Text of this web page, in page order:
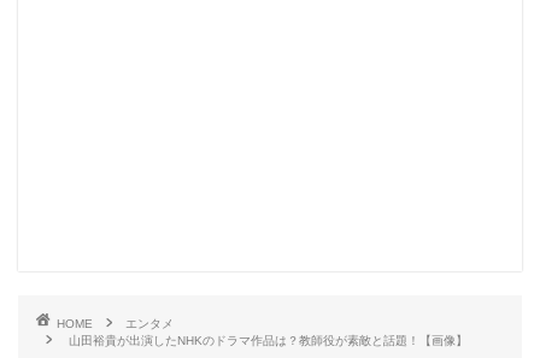
HOME
エンタメ
山田裕貴が出演したNHKのドラマ作品は？教師役が素敵と話題！【画像】